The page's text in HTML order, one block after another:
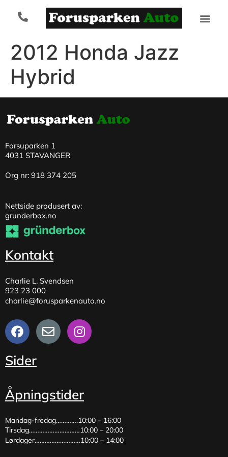
2012 Honda Jazz
Hybrid
Forsuparken 1
4031 STAVANGER
Org nr: 918 374 205
Nettside produsert av:
grunderbox.no
Kontakt
Charlie L. Svendsen
923 23 000
charlie@forusparkenauto.no
Sider
Åpningstider
Mandag-fredag………….10:00 – 16:00
Tirsdag…………………………10:00 – 20:00
Lørdager………………………10:00 – 14:00